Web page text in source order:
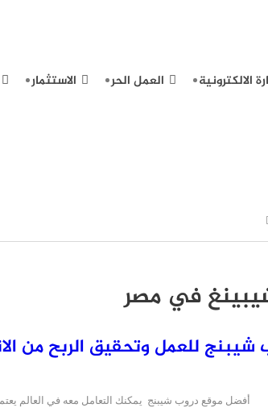
الالكترونية العمل الحر الاستثمار
في مصر
للعمل وتحقيق الربح من
أفضل موقع دروب شيبنج يمكنك التعامل معه في العالم